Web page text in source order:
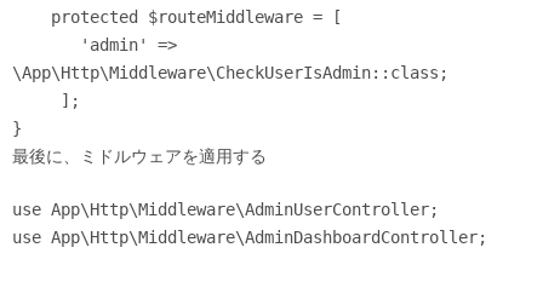
\App\Http\Middleware\CheckUserIsAdmin::class;
最後に、ミドルウェアを適用する
use App\Http\Middleware\AdminUserController;
use App\Http\Middleware\AdminDashboardController;